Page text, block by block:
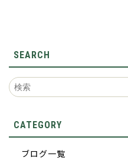
SEARCH
CATEGORY
ブログ一覧